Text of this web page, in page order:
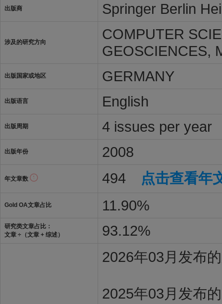
出版商 Springer Berlin
涉及的研究方向
COMPUTER
GEOSCIENCES,
出版国家或地区 GERMANY
出版语言 English
出版周期 4 issues per year
出版年份 2008
年文章数 494 点击查看年
Gold OA文章占比 11.90%
研究类文章占比：
文章 ÷（文章 + 综述）
93.12%
2026年03月发布
2025年03月发布